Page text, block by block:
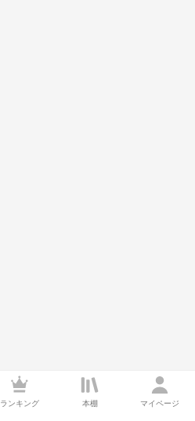
ランキング 本棚 マイページ